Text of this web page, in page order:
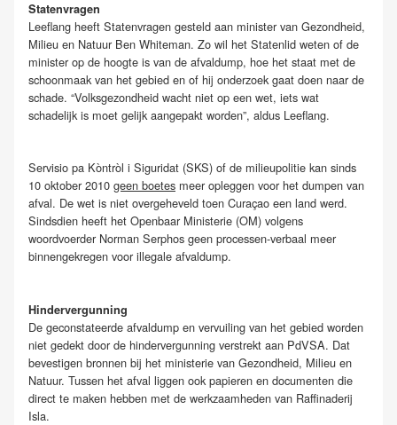
Statenvragen
Leeflang heeft Statenvragen gesteld aan minister van Gezondheid,
Milieu en Natuur Ben Whiteman. Zo wil het Statenlid weten of de
minister op de hoogte is van de afvaldump, hoe het staat met de
schoonmaak van het gebied en of hij onderzoek gaat doen naar de
schade. “Volksgezondheid wacht niet op een wet, iets wat
schadelijk is moet gelijk aangepakt worden”, aldus Leeflang.
Servisio pa Kòntròl i Siguridat (SKS) of de milieupolitie kan sinds
10 oktober 2010 geen boetes meer opleggen voor het dumpen van
afval. De wet is niet overgeheveld toen Curaçao een land werd.
Sindsdien heeft het Openbaar Ministerie (OM) volgens
woordvoerder Norman Serphos geen processen-verbaal meer
binnengekregen voor illegale afvaldump.
Hindervergunning
De geconstateerde afvaldump en vervuiling van het gebied worden
niet gedekt door de hindervergunning verstrekt aan PdVSA. Dat
bevestigen bronnen bij het ministerie van Gezondheid, Milieu en
Natuur. Tussen het afval liggen ook papieren en documenten die
direct te maken hebben met de werkzaamheden van Raffinaderij
Isla.